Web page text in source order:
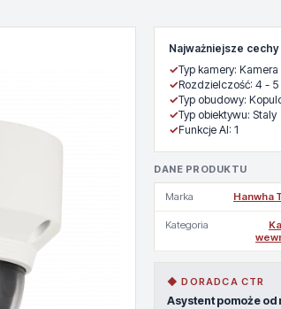
Najważniejsze cechy
✓Typ kamery: Kamera
✓Rozdzielczość: 4 - 5
✓Typ obudowy:
✓Typ obiektywu: Staly
✓Funkcje AI: 1
DANE PRODUKTU
Marka Hanwha
Kategoria
◆ DORADCA CTR
Asystent pomoże od